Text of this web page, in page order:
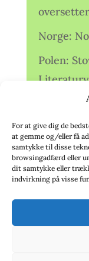
For at give dig de
at gemme og/eller få
samtykke til disse
browsingadfærd eller
dit samtykke eller
indvirkning på visse
Norge:
Polen:
Literatury
Sverige:
Sverige: